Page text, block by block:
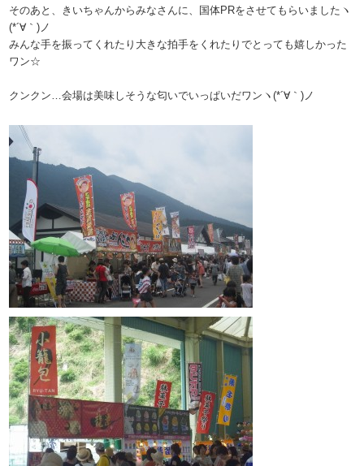
そのあと、きいちゃんからみなさんに、国体PRをさせてもらいましたヽ
(*´∀｀)ノ
みんな手を振ってくれたり大きな拍手をくれたりでとっても嬉しかった
ワン☆
クンクン…会場は美味しそうな匂いでいっぱいだワンヽ(*´∀｀)ノ